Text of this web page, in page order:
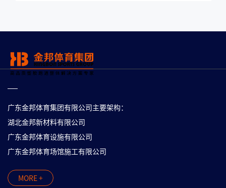
广东金邦体育集团有限公司主要架构：
湖北金邦新材料有限公司
广东金邦体育设施有限公司
广东金邦体育场馆施工有限公司
MORE +